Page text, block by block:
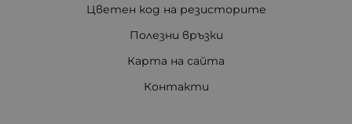
Цветен код на резисторите
Полезни връзки
Карта на сайта
Контакти